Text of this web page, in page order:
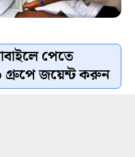
পেতে
গ্রুপে জয়েন্ট করুন